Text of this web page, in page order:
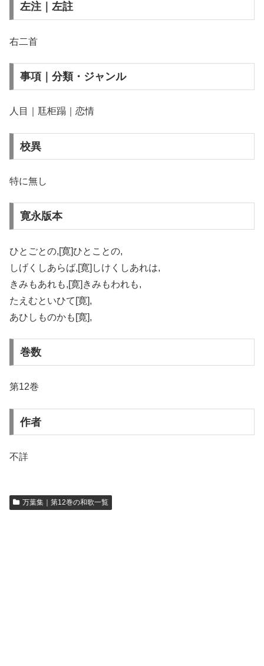
左注｜左註
右二首
事項｜分類・ジャンル
人目｜尫柜蹋｜恋情
校異
特に無し
寛永版本
ひとごとの,[寛]ひとことの,
しげくしあらば,[寛]しけくしあれは,
きみもあれも,[寛]きみもわれも,
たえむといひて[寛],
あひしものかも[寛],
巻数
第12巻
作者
不詳
万葉集｜第12巻の和歌一覧